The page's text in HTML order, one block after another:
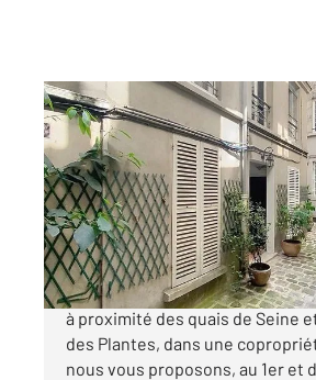
PARIS 75005
15,52 m2, 1 pièce
Ref : 28247
Appartement Studio à
180 000 €
Quartier Saint-Victor, rue du
à proximité des quais de Seine
des Plantes, dans une
nous vous proposons, au 1er et